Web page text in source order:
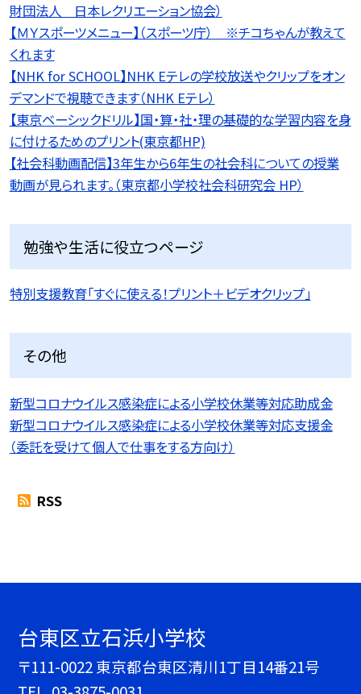
財団法人 日本レクリエーション協会）
【ＭＹスポーツメニュー】（スポーツ庁） ※チコちゃんが教えて
くれます
【NHK for SCHOOL】NHK Eテレの学校放送やクリップをオン
デマンドで視聴できます（NHK Eテレ）
【東京ベーシックドリル】国・算・社・理の基礎的な学習内容を身
に付けるためのプリント(東京都HP)
【社会科動画配信】3年生から6年生の社会科についての授業
動画が見られます。（東京都小学校社会科研究会 HP）
勉強や生活に役立つページ
特別支援教育「すぐに使える！プリント＋ビデオクリップ」
その他
新型コロナウイルス感染症による小学校休業等対応助成金
新型コロナウイルス感染症による小学校休業等対応支援金
（委託を受けて個人で仕事をする方向け）
RSS
台東区立石浜小学校
〒111-0022 東京都台東区清川1丁目14番21号